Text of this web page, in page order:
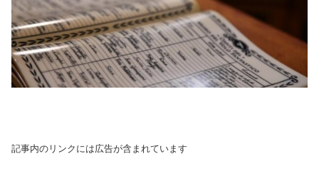
記事内のリンクには広告が含まれています